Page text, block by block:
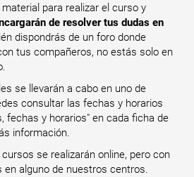
para realizar el curso y
de resolver tus dudas en
dispondrás de un foro donde
tus compañeros, no estás solo en
se llevarán a cabo en uno de
consultar las fechas y horarios
fechas y horarios" en cada ficha de
información.
se realizarán online, pero con
en alguno de nuestros centros.